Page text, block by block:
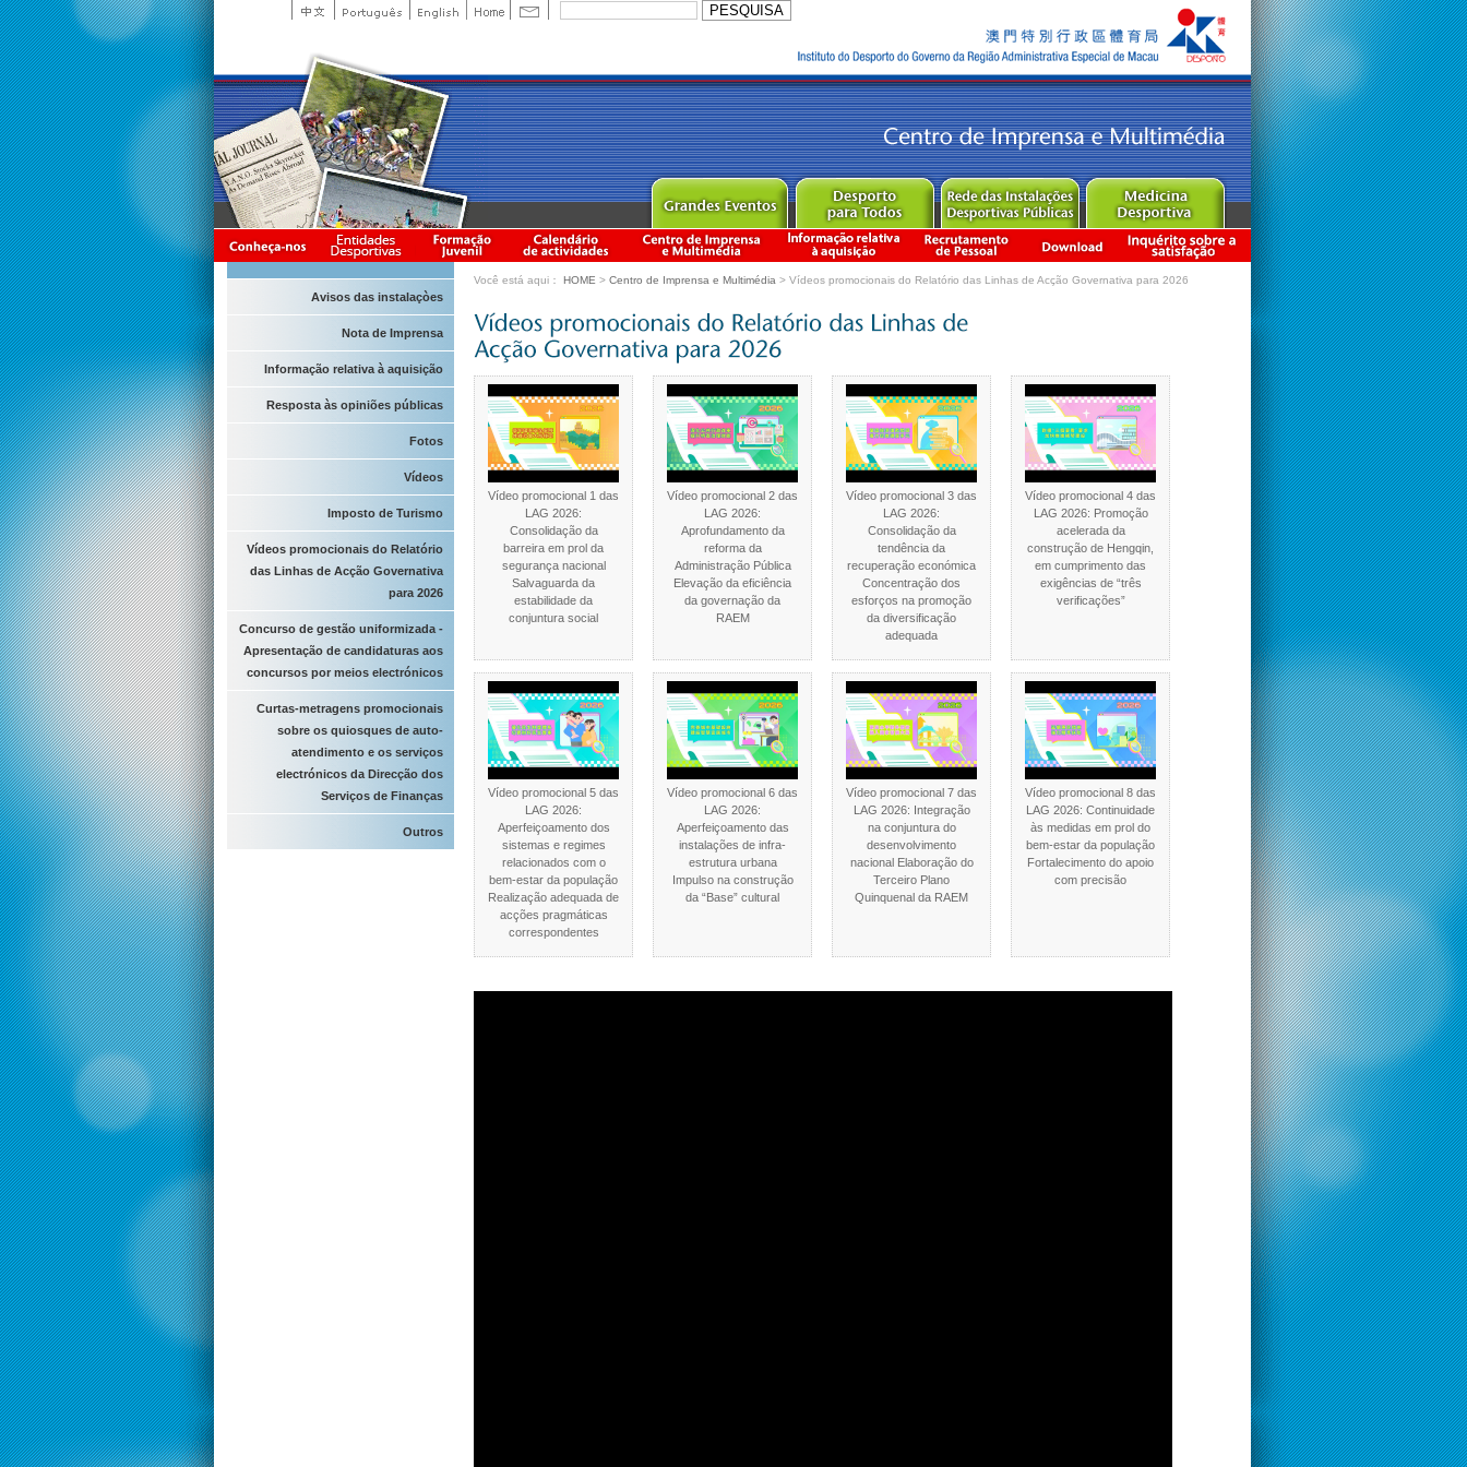
Avisos das instalaçòes
Nota de Imprensa
Informação relativa à aquisição
Resposta às opiniões públicas
Fotos
Vídeos
Imposto de Turismo
Vídeos promocionais do Relatório
das Linhas de Acção Governativa
para 2026
Concurso de gestão uniformizada -
Apresentação de candidaturas aos
concursos por meios electrónicos
Curtas-metragens promocionais
sobre os quiosques de auto-
atendimento e os serviços
electrónicos da Direcção dos
Serviços de Finanças
Outros
Você está aqui： HOME > Centro de Imprensa e Multimédia > Vídeos promocionais do Relatório das Linhas de Acção Governativa para 2026
Vídeo promocional 1 das
LAG 2026:
Consolidação da
barreira em prol da
segurança nacional
Salvaguarda da
estabilidade da
conjuntura social
Vídeo promocional 2 das
LAG 2026:
Aprofundamento da
reforma da
Administração Pública
Elevação da eficiência
da governação da
RAEM
Vídeo promocional 3 das
LAG 2026:
Consolidação da
tendência da
recuperação económica
Concentração dos
esforços na promoção
da diversificação
adequada
Vídeo promocional 4 das
LAG 2026: Promoção
acelerada da
construção de Hengqin,
em cumprimento das
exigências de “três
verificações”
Vídeo promocional 5 das
LAG 2026:
Aperfeiçoamento dos
sistemas e regimes
relacionados com o
bem-estar da população
Realização adequada de
acções pragmáticas
correspondentes
Vídeo promocional 6 das
LAG 2026:
Aperfeiçoamento das
instalações de infra-
estrutura urbana
Impulso na construção
da “Base” cultural
Vídeo promocional 7 das
LAG 2026: Integração
na conjuntura do
desenvolvimento
nacional Elaboração do
Terceiro Plano
Quinquenal da RAEM
Vídeo promocional 8 das
LAG 2026: Continuidade
às medidas em prol do
bem-estar da população
Fortalecimento do apoio
com precisão